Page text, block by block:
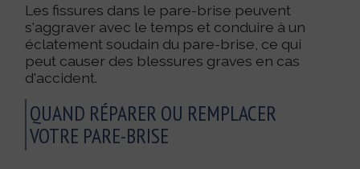
Les fissures dans le pare-brise peuvent
s'aggraver avec le temps et conduire à un
éclatement soudain du pare-brise, ce qui
peut causer des blessures graves en cas
d'accident.
QUAND RÉPARER OU REMPLACER
VOTRE PARE-BRISE